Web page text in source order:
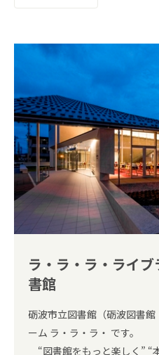
ラ・ラ・ラ・ライ
書館
砺波市立図書館（砺波図書
ーム ラ・ラ・ラ・ です。
“図書館をもっと楽しく” “